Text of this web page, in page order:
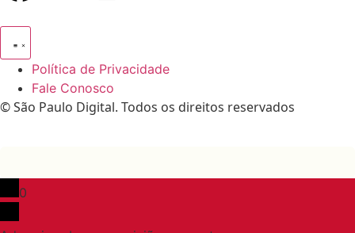
Política de Privacidade
Fale Conosco
© São Paulo Digital. Todos os direitos reservados
0